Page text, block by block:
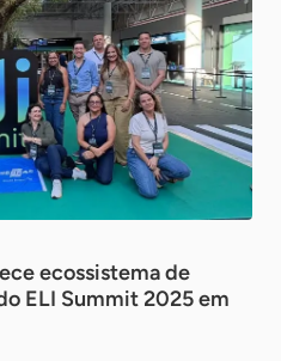
ecossistema de
ELI Summit 2025 em